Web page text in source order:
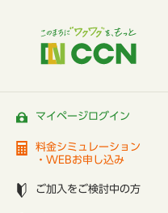
マイページログイン
料金シミュレーション
・WEBお申し込み
ご加入をご検討中の方